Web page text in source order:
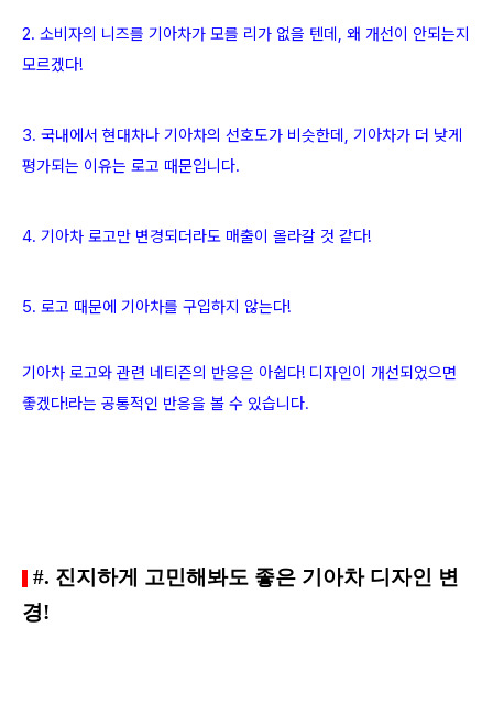
2. 소비자의 니즈를 기아차가 모를 리가 없을 텐데, 왜 개선이 안되는지
모르겠다!
3. 국내에서 현대차나 기아차의 선호도가 비슷한데, 기아차가 더 낮게
평가되는 이유는 로고 때문입니다.
4. 기아차 로고만 변경되더라도 매출이 올라갈 것 같다!
5. 로고 때문에 기아차를 구입하지 않는다!
기아차 로고와 관련 네티즌의 반응은 아쉽다! 디자인이 개선되었으면
좋겠다!라는 공통적인 반응을 볼 수 있습니다.
#. 진지하게 고민해봐도 좋은 기아차 디자인 변
경!